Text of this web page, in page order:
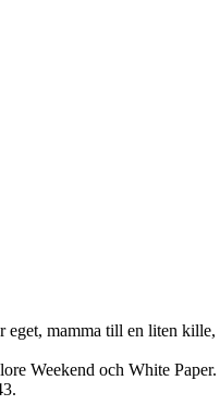
mamma till en liten
Weekend och White